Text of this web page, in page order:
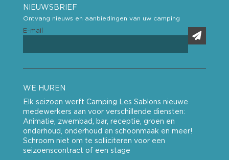
NIEUWSBRIEF
Ontvang nieuws en aanbiedingen van uw camping
E-mail
WE HUREN
Elk seizoen werft Camping Les Sablons nieuwe
medewerkers aan voor verschillende diensten:
Animatie, zwembad, bar, receptie, groen en
onderhoud, onderhoud en schoonmaak en meer!
Schroom niet om te solliciteren voor een
seizoenscontract of een stage